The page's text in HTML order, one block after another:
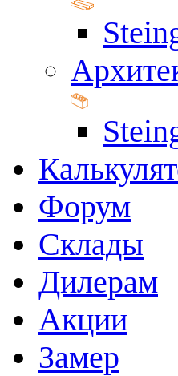
Форум
Склады
Дилерам
Акции
Замер